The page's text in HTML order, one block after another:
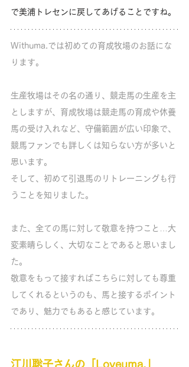
で美浦トレセンに戻してあげることですね。
Withuma.では初めての育成牧場のお話にな
ります。
生産牧場はその名の通り、競走馬の生産を主
としますが、育成牧場は競走馬の育成や休養
馬の受け入れなど、守備範囲が広い印象で、
競馬ファンでも詳しくは知らない方が多いと
思います。
そして、初めて引退馬のリトレーニングも行
うことを知りました。
また、全ての馬に対して敬意を持つこと…大
変素晴らしく、大切なことであると思いまし
た。
敬意をもって接すればこちらに対しても尊重
してくれるというのも、馬と接するポイント
であり、魅力でもあると感じています。
江川聡子さんの「Loveuma.」